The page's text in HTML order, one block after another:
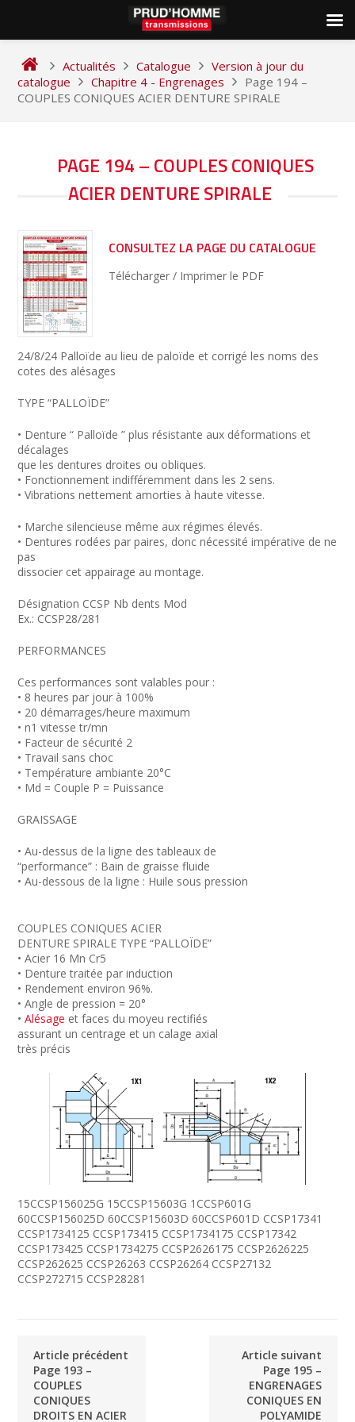
content
Actualités Catalogue
Version à jour du
catalogue
Chapitre 4 - Engrenages
Page 194 –
COUPLES CONIQUES ACIER DENTURE SPIRALE
PAGE 194 – COUPLES CONIQUES
ACIER DENTURE SPIRALE
CONSULTEZ LA PAGE DU CATALOGUE
Télécharger / Imprimer le PDF
24/8/24 Palloïde au lieu de paloïde et corrigé les noms des
cotes des alésages
TYPE “PALLOÏDE”
• Denture “ Palloïde ” plus résistante aux déformations et
décalages
que les dentures droites ou obliques.
• Fonctionnement indifféremment dans les 2 sens.
• Vibrations nettement amorties à haute vitesse.
• Marche silencieuse même aux régimes élevés.
• Dentures rodées par paires, donc nécessité impérative de ne
pas
dissocier cet appairage au montage.
Désignation CCSP Nb dents Mod
Ex.: CCSP28/281
PERFORMANCES
Ces performances sont valables pour :
• 8 heures par jour à 100%
• 20 démarrages/heure maximum
• n1 vitesse tr/mn
• Facteur de sécurité 2
• Travail sans choc
• Température ambiante 20°C
• Md = Couple P = Puissance
GRAISSAGE
• Au-dessus de la ligne des tableaux de
“performance” : Bain de graisse fluide
• Au-dessous de la ligne : Huile sous pression
COUPLES CONIQUES ACIER
DENTURE SPIRALE TYPE “PALLOÏDE”
• Acier 16 Mn Cr5
• Denture traitée par induction
• Rendement environ 96%.
• Angle de pression = 20°
•Alésage et faces du moyeu rectifiés
assurant un centrage et un calage axial
très précis
15CCSP156025G 15CCSP15603G 1CCSP601G
60CCSP156025D 60CCSP15603D 60CCSP601D CCSP17341
CCSP1734125 CCSP173415 CCSP1734175 CCSP17342
CCSP173425 CCSP1734275 CCSP2626175 CCSP2626225
CCSP262625 CCSP26263 CCSP26264 CCSP27132
CCSP272715 CCSP28281
NAVIGATION
Article précédent
Page 193 –
COUPLES
CONIQUES
DROITS EN ACIER
Article suivant
Page 195 –
ENGRENAGES
CONIQUES EN
POLYAMIDE